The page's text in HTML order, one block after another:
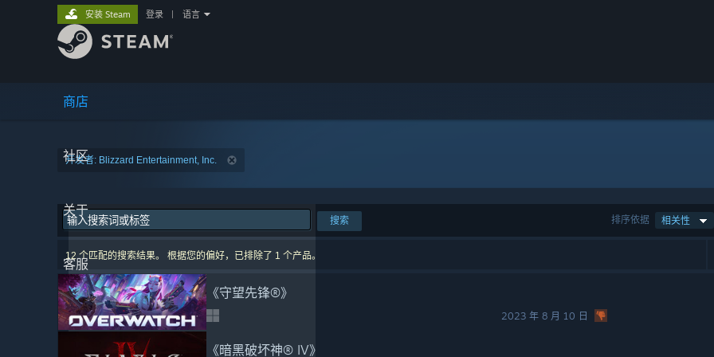
商店
社区
关于
客服
安装 Steam 登录 语言
开发者: Blizzard Entertainment, Inc.
排序依据 相关性
搜索
12 个匹配的搜索结果。 根据您的偏好，已排除了 1 个产品。
《守望先锋®》
2023 年 8 月 10 日
《暗黑破坏神® IV》